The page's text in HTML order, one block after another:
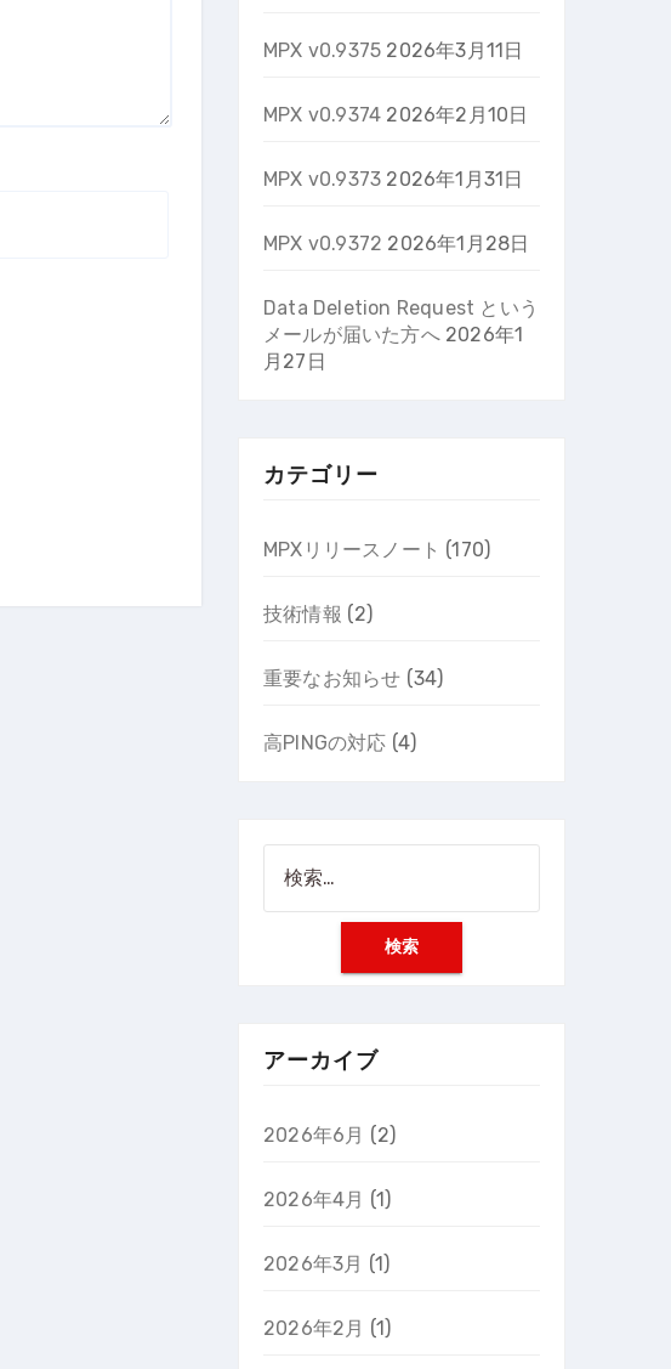
MPX v0.9375 2026年3月11日
MPX v0.9374 2026年2月10日
MPX v0.9373 2026年1月31日
MPX v0.9372 2026年1月28日
Data Deletion Request という
メールが届いた方へ 2026年1
月27日
カテゴリー
MPXリリースノート (170)
技術情報 (2)
重要なお知らせ (34)
高PINGの対応 (4)
アーカイブ
2026年6月 (2)
2026年4月 (1)
2026年3月 (1)
2026年2月 (1)